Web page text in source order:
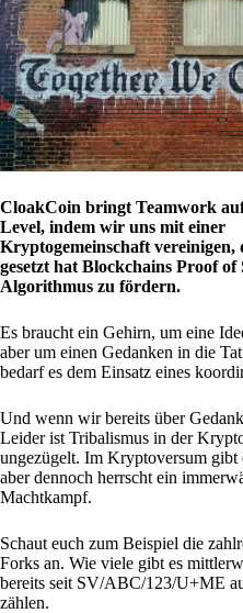
CloakCoin bringt Teamwork
Level, indem wir uns mit einer
Kryptogemeinschaft vereinigen,
gesetzt hat Blockchains Proof of
Algorithmus zu fördern.
Es braucht ein Gehirn, um eine
aber um einen Gedanken in die
bedarf es dem Einsatz eines
Und wenn wir bereits über
Leider ist Tribalismus in der
ungezügelt. Im Kryptoversum gibt
aber dennoch herrscht ein
Machtkampf.
Schaut euch zum Beispiel die
Forks an. Wie viele gibt es
bereits seit SV/ABC/123/U+ME
zählen.